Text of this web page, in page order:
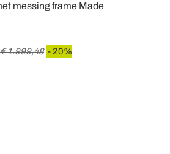
messing frame Made
€ 1.999,48 - 20%